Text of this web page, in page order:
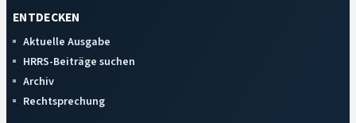
ENTDECKEN
Aktuelle Ausgabe
HRRS-Beiträge suchen
Archiv
Rechtsprechung